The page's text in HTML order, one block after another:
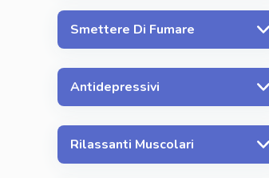
Smettere Di Fumare
Antidepressivi
Rilassanti Muscolari